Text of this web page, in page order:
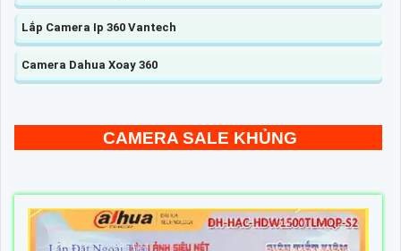
Lắp Camera Ip 360 Vantech
Camera Dahua Xoay 360
CAMERA SALE KHỦNG